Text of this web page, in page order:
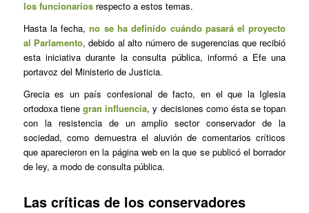
los funcionariosrespecto a estos temas.
Hasta la fecha,no se ha definido cuándo pasará el proyecto
al Parlamento, debido al alto número de sugerencias que recibió
esta iniciativa durante la consulta pública, informó a Efe una
portavoz del Ministerio de Justicia.
Grecia es un país confesional de facto, en el que la Iglesia
ortodoxa tiene gran influencia, y decisiones como ésta se topan
con la resistencia de un amplio sector conservador de la
sociedad, como demuestra el aluvión de comentarios críticos
que aparecieron en la página web en la que se publicó el borrador
de ley, a modo de consulta pública.
Las críticas de los conservadores